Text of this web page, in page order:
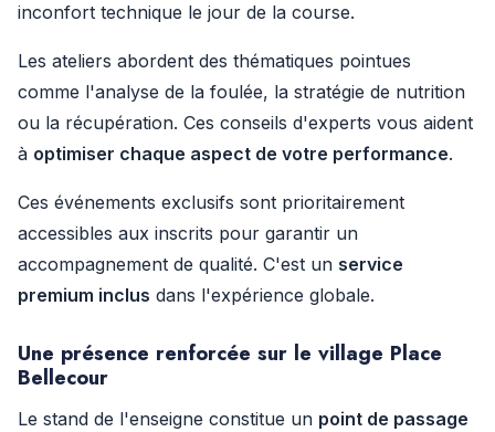
inconfort technique le jour de la course.
Les ateliers abordent des thématiques pointues
comme l'analyse de la foulée, la stratégie de nutrition
ou la récupération. Ces conseils d'experts vous aident
à optimiser chaque aspect de votre performance.
Ces événements exclusifs sont prioritairement
accessibles aux inscrits pour garantir un
accompagnement de qualité. C'est un service
premium inclus dans l'expérience globale.
Une présence renforcée sur le village Place
Bellecour
Le stand de l'enseigne constitue un point de passage